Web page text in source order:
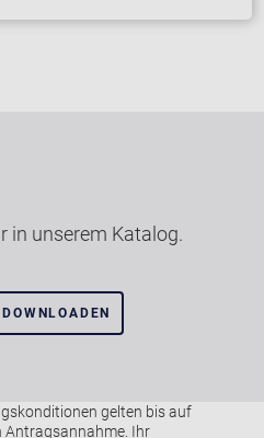
in unserem Katalog.
gelten bis auf
Ihr